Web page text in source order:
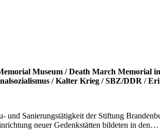
Museum /Death March Memorial
/Kalter Krieg /SBZ/DDR /
Sanierungstätigkeit der Stiftung
neuer Gedenkstätten bildeten in den…